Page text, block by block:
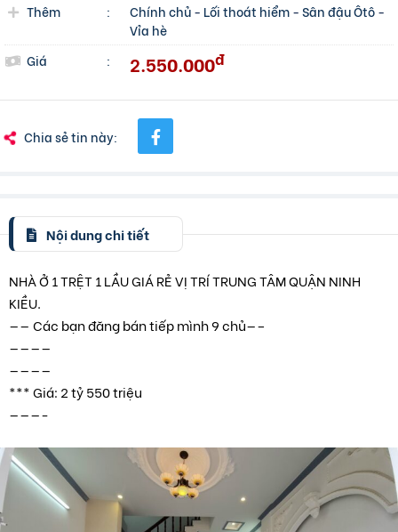
Thêm
: Chính chủ- Lối thoát hiểm-Sân đậu Ôtô-
Vỉa hè
Giá
: 2.550.000đ
Chia sẻ tin này:
Nội dung chi tiết
NHÀ Ở 1 TRỆT 1 LẦU GIÁ RẺ VỊ TRÍ TRUNG TÂM QUẬN NINH
KIỀU.
—— Các bạn đăng bán tiếp mình 9 chủ—–
————
————
*** Giá: 2 tỷ 550 triệu
———-